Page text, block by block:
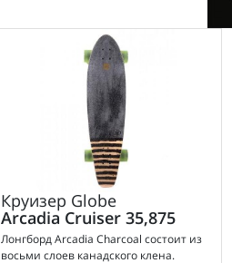
Круизер Globe
Arcadia Cruiser 35,875
Лонгборд Arcadia Charcoal состоит из
восьми слоев канадского клена.